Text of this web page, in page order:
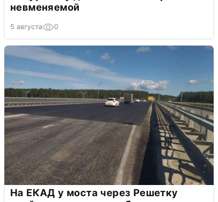
невменяемой
5 августа 0
На ЕКАД у моста через Решетку